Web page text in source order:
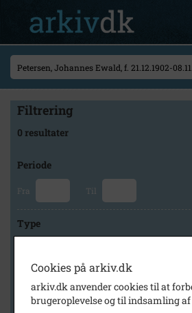
Filtrering
0 resultater
Periode
Fra Til
Type
Arkiv
Svinninge Lokalhistoriske Arkiv
Cookies på arkiv.dk
arkiv.dk anvender cookies til at
brugeroplevelse og til indsamling